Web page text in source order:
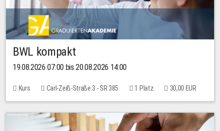
BWL kompakt
19.08.2026 07:00 bis 20.08.2026 14:00
Kurs Carl-Zeiß-Straße 3 - SR 385 1 Platz 30,00 EUR